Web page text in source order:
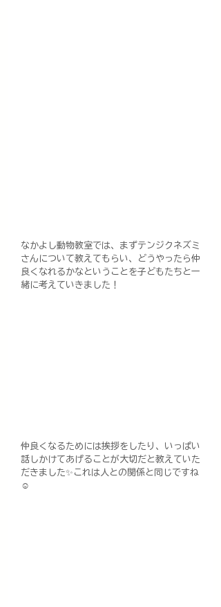
なかよし動物教室では、まずテンジクネズミ
さんについて教えてもらい、どうやったら仲
良くなれるかなということを子どもたちと一
緒に考えていきました！
仲良くなるためには挨拶をしたり、いっぱい
話しかけてあげることが大切だと教えていた
だきました✨これは人との関係と同じですね
☺️